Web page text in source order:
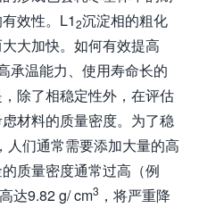
效性。L12沉淀相的粗化
大加快。如何有效提高
承温能力、使用寿命长的
除了相稳定性外，在评估
材料的质量密度。为了稳
人们通常需要添加大量的高
质量密度通常过高（例
达9.82 g/ cm3 ，将严重降